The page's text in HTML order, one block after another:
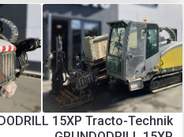
15XP Tracto-Technik